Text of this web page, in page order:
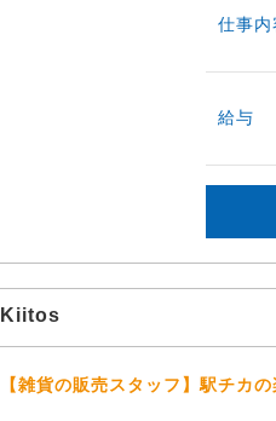
仕事内
給与
Kiitos
【雑貨の販売スタッフ】駅チカ